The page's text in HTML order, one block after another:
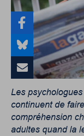
Les
continuent de
compréhension
adultes quand la